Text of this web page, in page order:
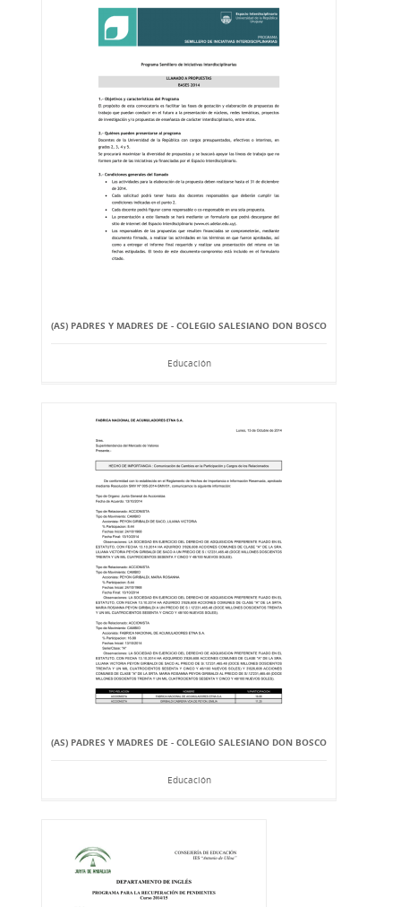
(AS) PADRES Y MADRES DE - COLEGIO SALESIANO DON BOSCO
Educación
(AS) PADRES Y MADRES DE - COLEGIO SALESIANO DON BOSCO
Educación